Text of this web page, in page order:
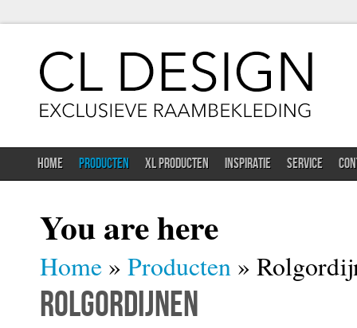
HOME PRODUCTEN XL PRODUCTEN INSPIRATIE SERVICE
You are here
Home » Producten »
Rolgordijnen